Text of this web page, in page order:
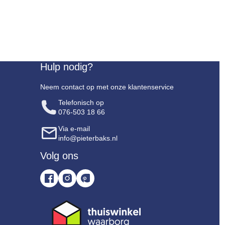
Hulp nodig?
Neem contact op met onze klantenservice
Telefonisch op
076-503 18 66
Via e-mail
info@pieterbaks.nl
Volg ons